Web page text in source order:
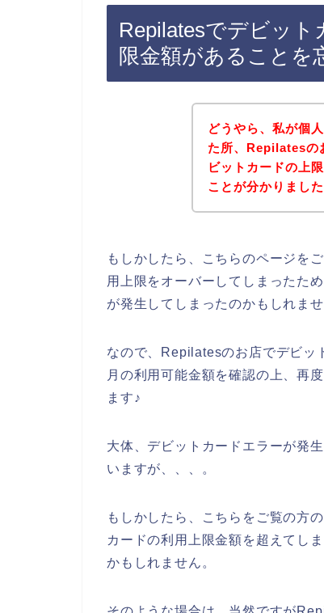
Repilatesでデビット
限金額があることを
どうやら、私が個
た所、Repilatesの
ビットカードの上
ことが分かりました
もしかしたら、こちらのページを
用上限をオーバーしてしまったた
が発生してしまったのかもしれませ
なので、Repilatesのお店でデビッ
月の利用可能金額を確認の上、再
ます♪
大体、デビットカードエラーが発
いますが、、、。
もしかしたら、こちらをご覧の方
カードの利用上限金額を超えてし
かもしれません。